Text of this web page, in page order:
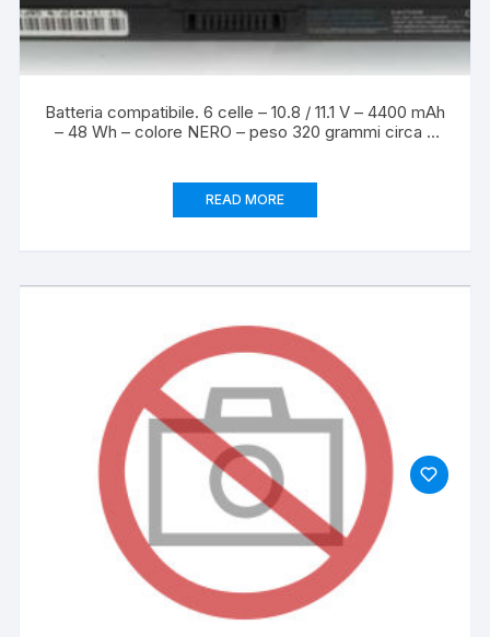
Batteria compatibile. 6 celle – 10.8 / 11.1 V – 4400 mAh
– 48 Wh – colore NERO – peso 320 grammi circa –
READ MORE